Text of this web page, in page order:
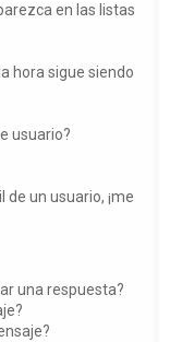
en las listas
hora sigue siendo
usuario?
un usuario, ¡me
una respuesta?